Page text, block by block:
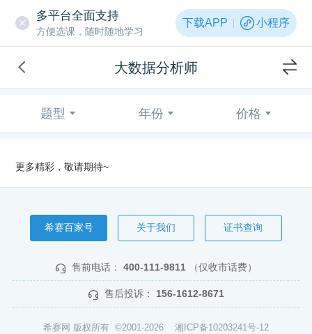
多平台全面支持
方便选课，随时随地学习
下载APP 小程序
大数据分析师
题型 年份 价格
更多精彩，敬请期待~
希赛百家号 关于我们 证书查询
售前电话： 400-111-9811 （仅收市话费）
售后投诉： 156-1612-8671
希赛网 版权所有 ©2001-2026 湘ICP备10203241号-12